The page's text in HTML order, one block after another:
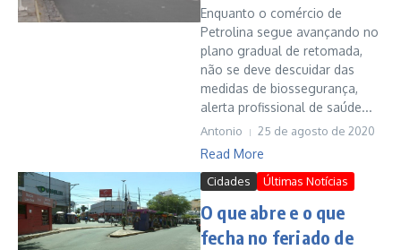
Enquanto o comércio de
Petrolina segue avançando no
plano gradual de retomada,
não se deve descuidar das
medidas de biossegurança,
alerta profissional de saúde...
Antonio 25 de agosto de 2020
Read More
Cidades Últimas Notícias
O que abre e o que
fecha no feriado de